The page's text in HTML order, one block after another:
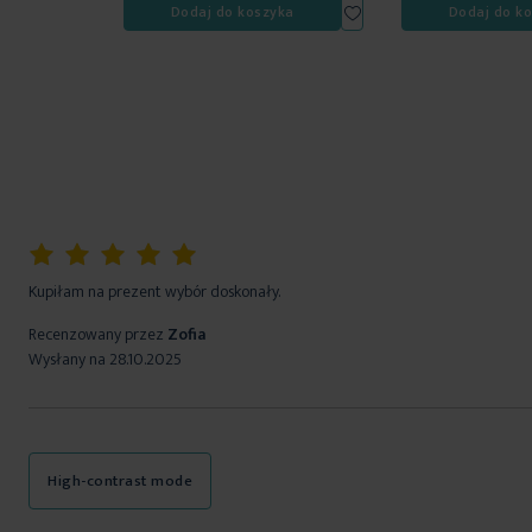
Dodaj do koszyka
do
Dodaj do
100%
Kupiłam na prezent wybór doskonały.
Recenzowany przez Zofia
Wysłany na 28.10.2025
High-contrast mode